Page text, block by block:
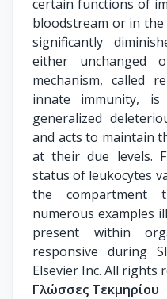
certain functions of
bloodstream or in
significantly
either unchanged
mechanism, called
innate immunity,
generalized
and acts to maintain
at their due levels.
status of leukocytes
the compartment
numerous examples
present within
responsive during
Elsevier Inc. All rights
Γλώσσες Τεκμηρίου